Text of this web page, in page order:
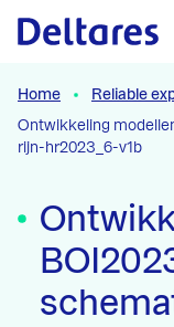
Naar
Home Reliable
Ontwikkeling
rijn-hr2023_6-v1b